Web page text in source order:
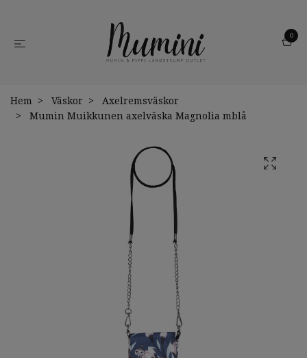
0
Hem Väskor
Axelremsväskor
Mumin Muikkunen axelväska Magnolia mblå